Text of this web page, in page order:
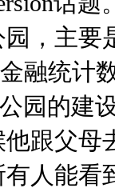
，主要
融统计
园的建
跟父母
人能看